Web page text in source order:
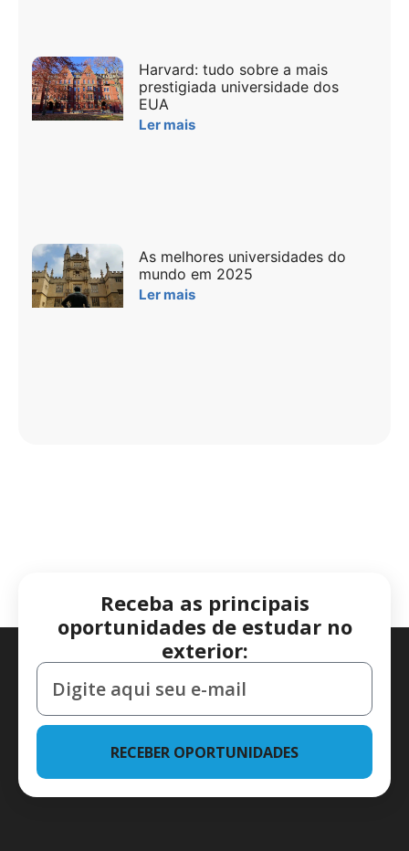
Harvard: tudo sobre a mais
prestigiada universidade dos
EUA
Ler mais
As melhores universidades do
mundo em 2025
Ler mais
Receba as principais
oportunidades de estudar no
exterior:
RECEBER OPORTUNIDADES